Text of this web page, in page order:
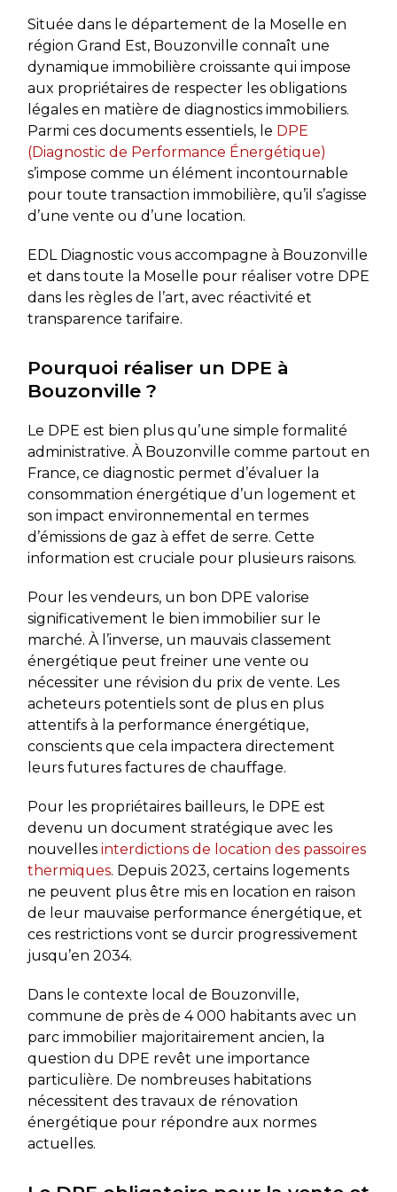
Située dans le département de la Moselle en
région Grand Est, Bouzonville connaît une
dynamique immobilière croissante qui impose
aux propriétaires de respecter les obligations
légales en matière de diagnostics immobiliers.
Parmi ces documents essentiels, le DPE
(Diagnostic de Performance Énergétique)
s’impose comme un élément incontournable
pour toute transaction immobilière, qu’il s’agisse
d’une vente ou d’une location.
EDL Diagnostic vous accompagne à Bouzonville
et dans toute la Moselle pour réaliser votre DPE
dans les règles de l’art, avec réactivité et
transparence tarifaire.
Pourquoi réaliser un DPE à
Bouzonville ?
Le DPE est bien plus qu’une simple formalité
administrative. À Bouzonville comme partout en
France, ce diagnostic permet d’évaluer la
consommation énergétique d’un logement et
son impact environnemental en termes
d’émissions de gaz à effet de serre. Cette
information est cruciale pour plusieurs raisons.
Pour les vendeurs, un bon DPE valorise
significativement le bien immobilier sur le
marché. À l’inverse, un mauvais classement
énergétique peut freiner une vente ou
nécessiter une révision du prix de vente. Les
acheteurs potentiels sont de plus en plus
attentifs à la performance énergétique,
conscients que cela impactera directement
leurs futures factures de chauffage.
Pour les propriétaires bailleurs, le DPE est
devenu un document stratégique avec les
nouvelles interdictions de location des passoires
thermiques. Depuis 2023, certains logements
ne peuvent plus être mis en location en raison
de leur mauvaise performance énergétique, et
ces restrictions vont se durcir progressivement
jusqu’en 2034.
Dans le contexte local de Bouzonville,
commune de près de 4 000 habitants avec un
parc immobilier majoritairement ancien, la
question du DPE revêt une importance
particulière. De nombreuses habitations
nécessitent des travaux de rénovation
énergétique pour répondre aux normes
actuelles.